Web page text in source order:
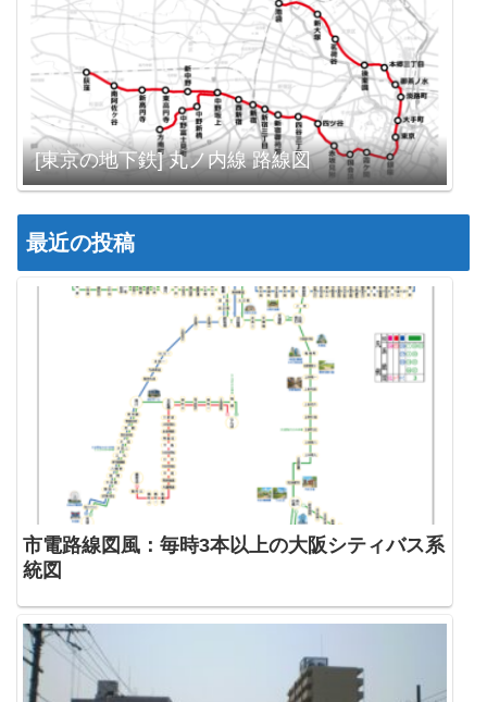
[東京の地下鉄] 丸ノ内線 路線図
最近の投稿
市電路線図風：毎時3本以上の大阪シティバス系
統図